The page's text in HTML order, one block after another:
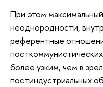
При этом
неоднородности,
референтные
более узким, чем в
постиндустриальных